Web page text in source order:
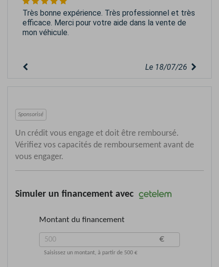
Très bonne expérience. Très professionnel et très
efficace. Merci pour votre aide dans la vente de
mon véhicule.
Le 18/07/26